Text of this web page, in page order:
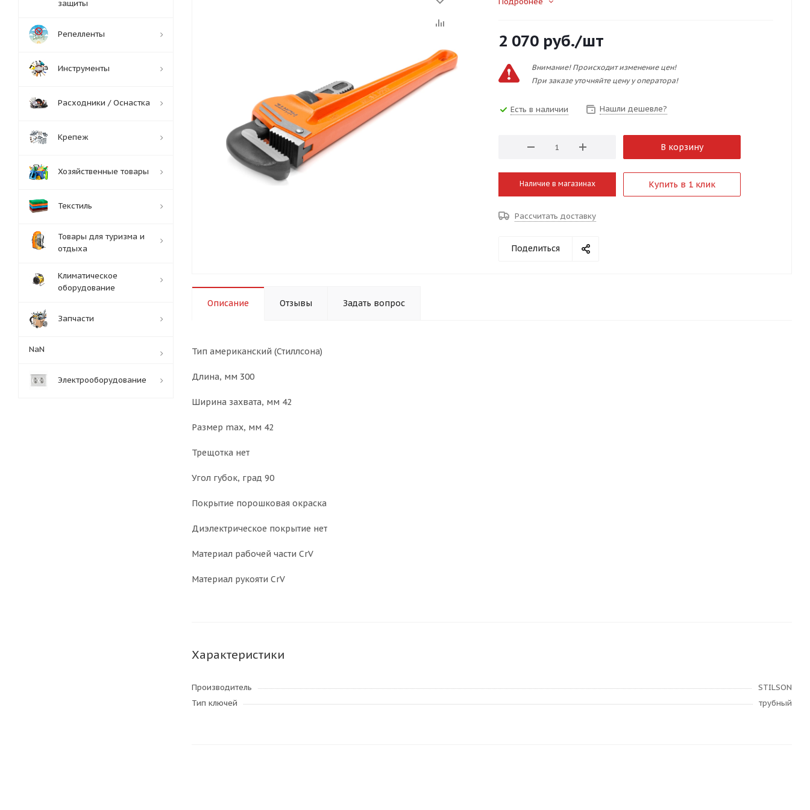
2 070 руб./шт
Внимание! Происходит изменение цен!
При заказе уточняйте цену у оператора!
Есть в наличии Нашли дешевле?
В корзину
Наличие в магазинах Купить в 1 клик
Рассчитать доставку
Поделиться
Описание Отзывы Задать вопрос
Тип американский (Стиллсона)
Длина, мм 300
Ширина захвата, мм 42
Размер max, мм 42
Трещотка нет
Угол губок, град 90
Покрытие порошковая окраска
Диэлектрическое покрытие нет
Материал рабочей части CrV
Материал рукояти CrV
Характеристики
Производитель
STILSON
Тип ключей
трубный
защиты
Репелленты
Инструменты
Расходники / Оснастка
Крепеж
Хозяйственные товары
Текстиль
Товары для туризма и
отдыха
Климатическое
оборудование
Запчасти
NaN
Электрооборудование